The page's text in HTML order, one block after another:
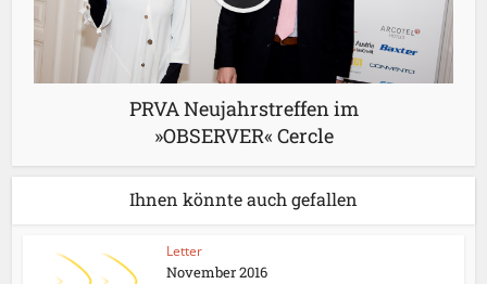
PRVA Neujahrstreffen im
»OBSERVER« Cercle
Ihnen könnte auch gefallen
Letter
November 2016